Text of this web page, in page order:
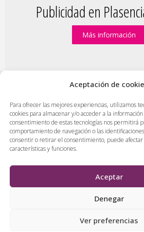
Aceptación de
Para ofrecer las mejores experiencias, utilizamos
cookies para almacenar y/o acceder a la
consentimiento de estas tecnologías nos permitirá
comportamiento de navegación o las
consentir o retirar el consentimiento, puede
características y funciones.
Aceptar
Denegar
Ver preferencias
Publicidad en
Más información
PlasenciaDigital.com | Formulario
Publicidad en Plasencia
Política de cookies (UE)
|
Aviso legal
| Diseño web en
por los administradores antes de ser
contenidos que falten al respeto,
personas, lugares o